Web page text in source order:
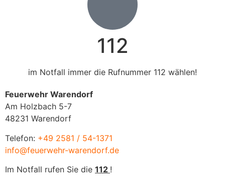
112
im Notfall immer die Rufnummer 112 wählen!
Feuerwehr Warendorf
Am Holzbach 5-7
48231 Warendorf
Telefon: +49 2581 / 54-1371
info@feuerwehr-warendorf.de
Im Notfall rufen Sie die 112 !